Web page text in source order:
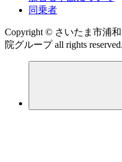
同乗者
Copyright © さいたま市浦
院グループ all rights reserved.